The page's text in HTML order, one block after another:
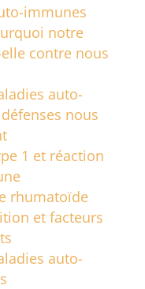
immunes
notre
contre nous
auto-
nous
1 et réaction
rhumatoïde
et facteurs
auto-